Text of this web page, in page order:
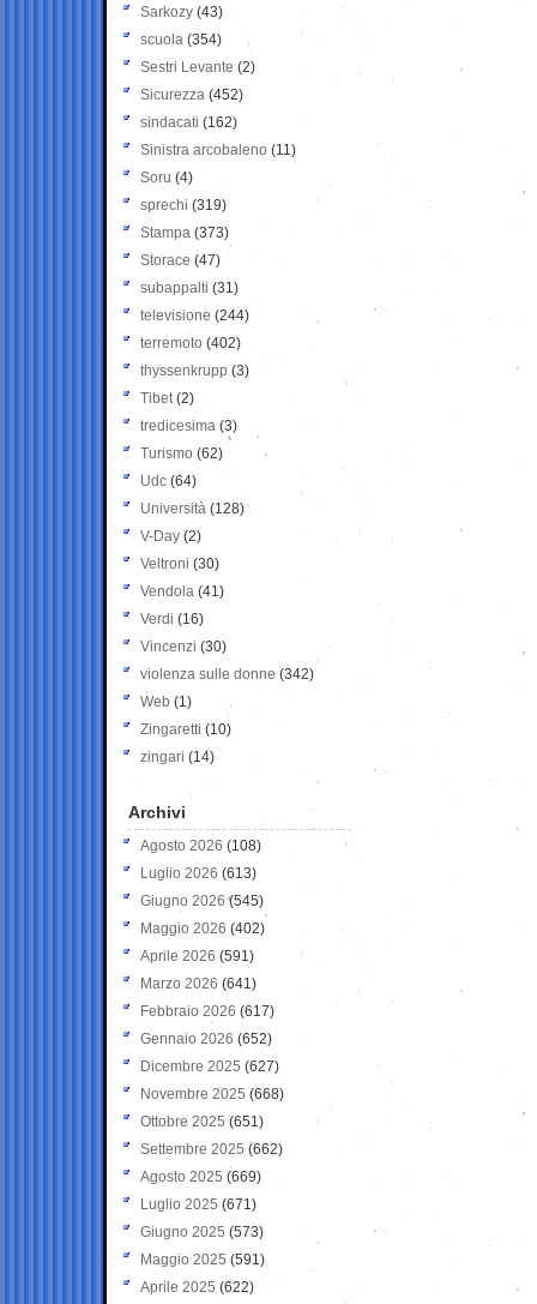
Sarkozy (43)
scuola (354)
Sestri Levante (2)
Sicurezza (452)
sindacati (162)
Sinistra arcobaleno (11)
Soru (4)
sprechi (319)
Stampa (373)
Storace (47)
subappalti (31)
televisione(244)
terremoto (402)
thyssenkrupp (3)
Tibet(2)
tredicesima (3)
Turismo (62)
Udc (64)
Università (128)
V-Day (2)
Veltroni (30)
Vendola (41)
Verdi (16)
Vincenzi (30)
violenza sulle donne (342)
Web (1)
Zingaretti (10)
zingari (14)
Archivi
Agosto 2026 (108)
Luglio 2026 (613)
Giugno 2026 (545)
Maggio 2026 (402)
Aprile 2026 (591)
Marzo 2026 (641)
Febbraio 2026 (617)
Gennaio 2026 (652)
Dicembre 2025 (627)
Novembre 2025 (668)
Ottobre 2025 (651)
Settembre 2025 (662)
Agosto 2025 (669)
Luglio 2025 (671)
Giugno 2025 (573)
Maggio 2025 (591)
Aprile 2025 (622)